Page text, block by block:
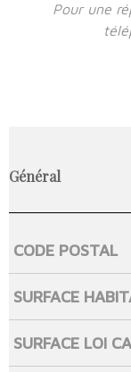
Pour une
Général
Caractérisque
CODE POSTAL
SURFACE
SURFACE LOI